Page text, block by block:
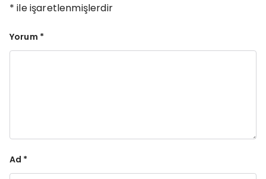
* ile işaretlenmişlerdir
Yorum *
Ad *